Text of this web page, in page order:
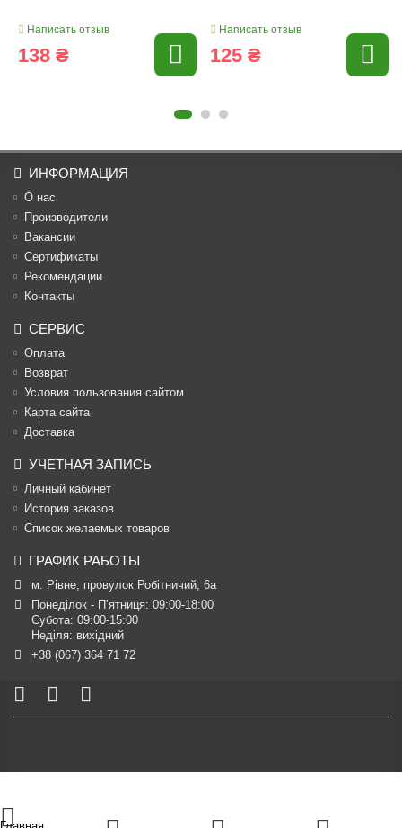
Написать отзыв
138 ₴
Написать отзыв
125 ₴
ИНФОРМАЦИЯ
О нас
Производители
Вакансии
Cертификаты
Рекомендации
Контакты
СЕРВИС
Оплата
Возврат
Условия пользования сайтом
Карта сайта
Доставка
УЧЕТНАЯ ЗАПИСЬ
Личный кабинет
История заказов
Список желаемых товаров
ГРАФИК РАБОТЫ
м. Рівне, провулок Робітничий, 6а
Понеділок - П’ятниця: 09:00-18:00
Субота: 09:00-15:00
Неділя: вихідний
+38 (067) 364 71 72